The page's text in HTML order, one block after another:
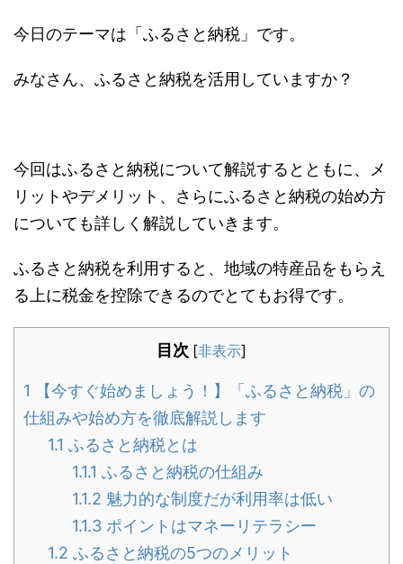
今日のテーマは「ふるさと納税」です。
みなさん、ふるさと納税を活用していますか？
今回はふるさと納税について解説するとともに、メ
リットやデメリット、さらにふるさと納税の始め方
についても詳しく解説していきます。
ふるさと納税を利用すると、地域の特産品をもらえ
る上に税金を控除できるのでとてもお得です。
目次 [非表示]
1 【今すぐ始めましょう！】「ふるさと納税」の
仕組みや始め方を徹底解説します
1.1 ふるさと納税とは
1.1.1 ふるさと納税の仕組み
1.1.2 魅力的な制度だが利用率は低い
1.1.3 ポイントはマネーリテラシー
1.2 ふるさと納税の5つのメリット